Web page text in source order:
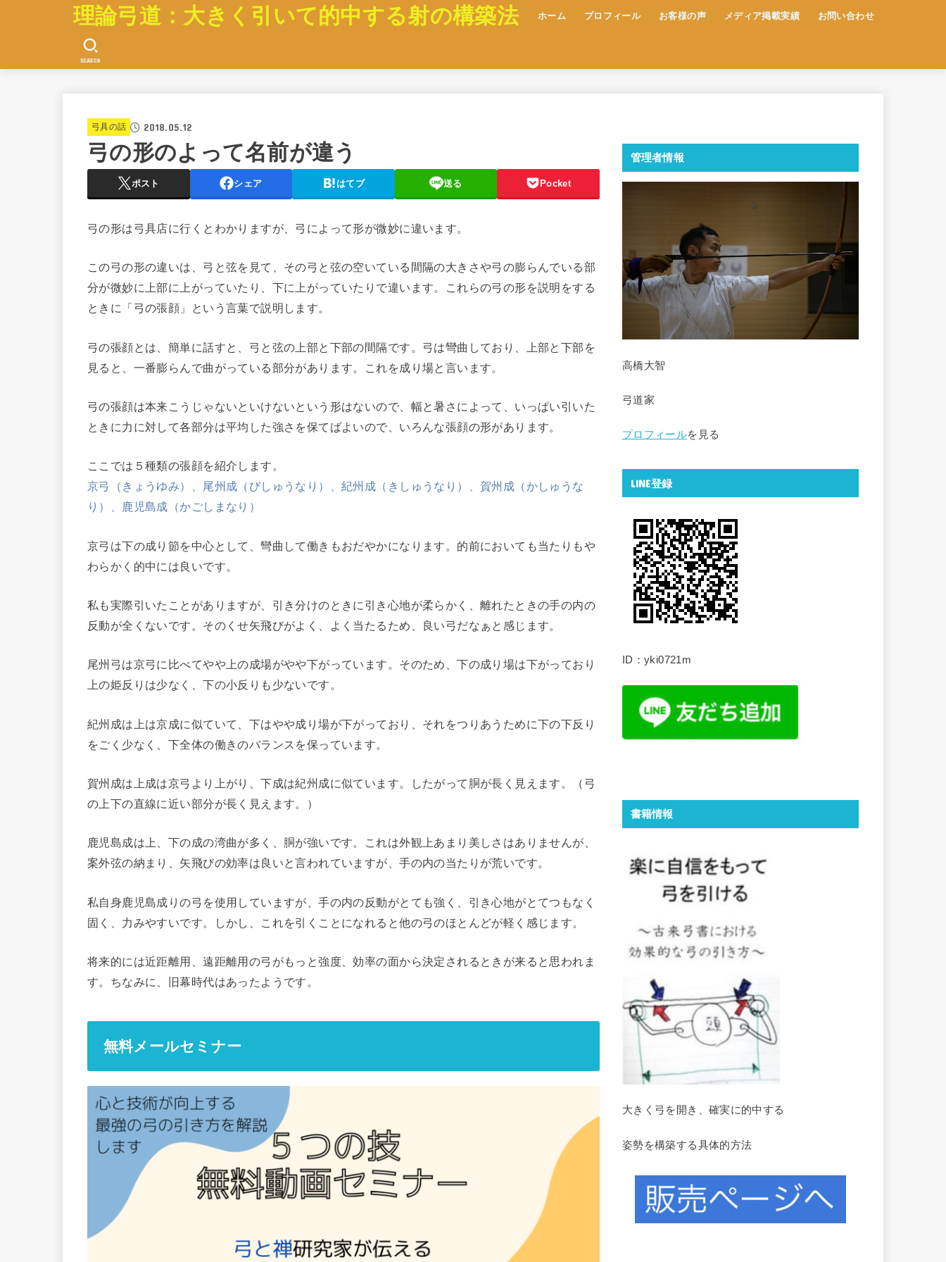
理論弓道：大きく引いて的中する射の構築法 ホーム プロフィール お客様の声 メディア掲載実績 お問い合わせ
SEARCH
弓具の話 2018.05.12
弓の形のよって名前が違う
ポスト シェア はてブ 送る Pocket
弓の形は弓具店に行くとわかりますが、弓によって形が微妙に違います。
この弓の形の違いは、弓と弦を見て、その弓と弦の空いている間隔の大きさや弓の膨らんでいる部
分が微妙に上部に上がっていたり、下に上がっていたりで違います。これらの弓の形を説明をする
ときに「弓の張顔」という言葉で説明します。
弓の張顔とは、簡単に話すと、弓と弦の上部と下部の間隔です。弓は彎曲しており、上部と下部を
見ると、一番膨らんで曲がっている部分があります。これを成り場と言います。
弓の張顔は本来こうじゃないといけないという形はないので、幅と暑さによって、いっぱい引いた
ときに力に対して各部分は平均した強さを保てばよいので、いろんな張顔の形があります。
ここでは５種類の張顔を紹介します。
京弓（きょうゆみ）、尾州成（びしゅうなり）、紀州成（きしゅうなり）、賀州成（かしゅうな
り）、鹿児島成（かごしまなり）
京弓は下の成り節を中心として、彎曲して働きもおだやかになります。的前においても当たりもや
わらかく的中には良いです。
私も実際引いたことがありますが、引き分けのときに引き心地が柔らかく、離れたときの手の内の
反動が全くないです。そのくせ矢飛びがよく、よく当たるため、良い弓だなぁと感じます。
尾州弓は京弓に比べてやや上の成場がやや下がっています。そのため、下の成り場は下がっており
上の姫反りは少なく、下の小反りも少ないです。
紀州成は上は京成に似ていて、下はやや成り場が下がっており、それをつりあうために下の下反り
をごく少なく、下全体の働きのバランスを保っています。
賀州成は上成は京弓より上がり、下成は紀州成に似ています。したがって胴が長く見えます。（弓
の上下の直線に近い部分が長く見えます。）
鹿児島成は上、下の成の湾曲が多く、胴が強いです。これは外観上あまり美しさはありませんが、
案外弦の納まり、矢飛びの効率は良いと言われていますが、手の内の当たりが荒いです。
私自身鹿児島成りの弓を使用していますが、手の内の反動がとても強く、引き心地がとてつもなく
固く、力みやすいです。しかし、これを引くことになれると他の弓のほとんどが軽く感じます。
将来的には近距離用、遠距離用の弓がもっと強度、効率の面から決定されるときが来ると思われま
す。ちなみに、旧幕時代はあったようです。
無料メールセミナー
管理者情報
高橋大智
弓道家
プロフィールを見る
LINE登録
ID：yki0721m
書籍情報
大きく弓を開き、確実に的中する
姿勢を構築する具体的方法